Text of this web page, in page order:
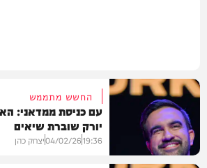
החשש מתממש
עם כניסת ממדאני:
יורק שוברת שיאים
19:36
04/02/26יצחק כהן